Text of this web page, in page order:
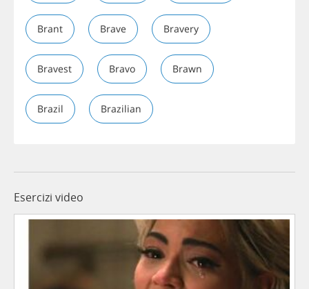
Brant Brave Bravery
Bravest Bravo Brawn
Brazil Brazilian
Esercizi video